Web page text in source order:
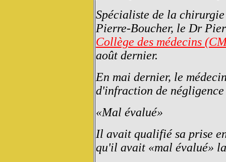
Spécialiste de la
Pierre-Boucher, le Dr
Collège des médecins
août dernier.
En mai dernier, le
d'infraction de
«Mal évalué»
Il avait qualifié sa prise
qu'il avait «mal évalué»